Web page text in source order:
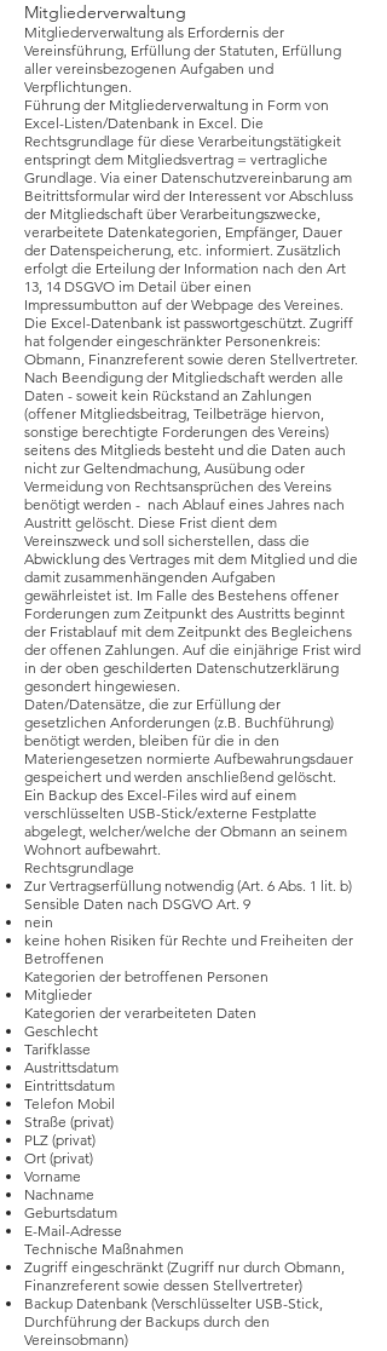
Mitgliederverwaltung
Mitgliederverwaltung als Erfordernis der
Vereinsführung, Erfüllung der Statuten, Erfüllung
aller vereinsbezogenen Aufgaben und
Verpflichtungen.
Führung der Mitgliederverwaltung in Form von
Excel-Listen/Datenbank in Excel. Die
Rechtsgrundlage für diese Verarbeitungstätigkeit
entspringt dem Mitgliedsvertrag = vertragliche
Grundlage. Via einer Datenschutzvereinbarung am
Beitrittsformular wird der Interessent vor Abschluss
der Mitgliedschaft über Verarbeitungszwecke,
verarbeitete Datenkategorien, Empfänger, Dauer
der Datenspeicherung, etc. informiert. Zusätzlich
erfolgt die Erteilung der Information nach den Art
13, 14 DSGVO im Detail über einen
Impressumbutton auf der Webpage des Vereines.
Die Excel-Datenbank ist passwortgeschützt. Zugriff
hat folgender eingeschränkter Personenkreis:
Obmann, Finanzreferent sowie deren Stellvertreter.
Nach Beendigung der Mitgliedschaft werden alle
Daten - soweit kein Rückstand an Zahlungen
(offener Mitgliedsbeitrag, Teilbeträge hiervon,
sonstige berechtigte Forderungen des Vereins)
seitens des Mitglieds besteht und die Daten auch
nicht zur Geltendmachung, Ausübung oder
Vermeidung von Rechtsansprüchen des Vereins
benötigt werden - nach Ablauf eines Jahres nach
Austritt gelöscht. Diese Frist dient dem
Vereinszweck und soll sicherstellen, dass die
Abwicklung des Vertrages mit dem Mitglied und die
damit zusammenhängenden Aufgaben
gewährleistet ist. Im Falle des Bestehens offener
Forderungen zum Zeitpunkt des Austritts beginnt
der Fristablauf mit dem Zeitpunkt des Begleichens
der offenen Zahlungen. Auf die einjährige Frist wird
in der oben geschilderten Datenschutzerklärung
gesondert hingewiesen.
Daten/Datensätze, die zur Erfüllung der
gesetzlichen Anforderungen (z.B. Buchführung)
benötigt werden, bleiben für die in den
Materiengesetzen normierte Aufbewahrungsdauer
gespeichert und werden anschließend gelöscht.
Ein Backup des Excel-Files wird auf einem
verschlüsselten USB-Stick/externe Festplatte
abgelegt, welcher/welche der Obmann an seinem
Wohnort aufbewahrt.
Rechtsgrundlage
Zur Vertragserfüllung notwendig (Art. 6 Abs. 1 lit. b)
Sensible Daten nach DSGVO Art. 9
nein
keine hohen Risiken für Rechte und Freiheiten der
Betroffenen
Kategorien der betroffenen Personen
Mitglieder
Kategorien der verarbeiteten Daten
Geschlecht
Tarifklasse
Austrittsdatum
Eintrittsdatum
Telefon Mobil
Straße (privat)
PLZ (privat)
Ort (privat)
Vorname
Nachname
Geburtsdatum
E-Mail-Adresse
Technische Maßnahmen
Zugriff eingeschränkt (Zugriff nur durch Obmann,
Finanzreferent sowie dessen Stellvertreter)
Backup Datenbank (Verschlüsselter USB-Stick,
Durchführung der Backups durch den
Vereinsobmann)